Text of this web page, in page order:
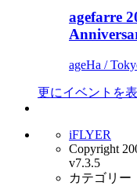
agefarre
ageHa /
更にイベントを
iFLYER
Copyright
v7.3.5
カテゴリー